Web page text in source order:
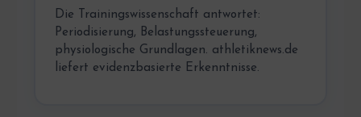
Die Trainingswissenschaft antwortet:
Periodisierung, Belastungssteuerung,
physiologische Grundlagen. athletiknews.de
liefert evidenzbasierte Erkenntnisse.